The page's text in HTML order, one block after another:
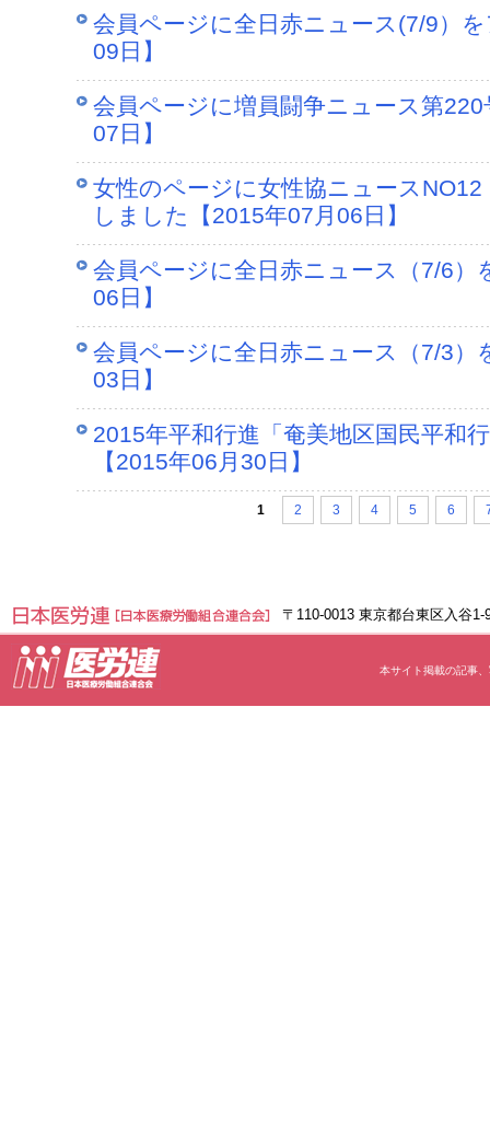
会員ページに全日赤ニュース(7/9）
09日】
会員ページに増員闘争ニュース第
07日】
女性のページに女性協ニュース
しました【2015年07月06日】
会員ページに全日赤ニュース（7/6
06日】
会員ページに全日赤ニュース（7/3
03日】
2015年平和行進「奄美地区国民平和
【2015年06月30日】
1 2 3 4 5 6
〒110-0013 東京都台東区入谷
本サイト掲載の記事